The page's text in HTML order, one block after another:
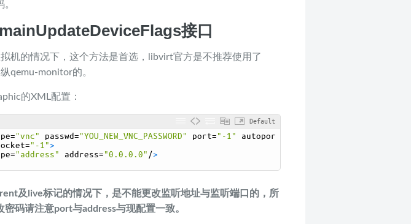
接口
机的情况下，这个方法是首选，libvirt官方是不推荐使用了
qemu-monitor的。
的XML配置：
Default
= "vnc" passwd= "YOU_NEW_VNC_PASSWORD" port= "-1"
autopor
= "-1">
= "address" address= "0.0.0.0" />
及live标记的情况下，是不能更改监听地址与监听端口的，所
密码请注意port与address与现配置一致。